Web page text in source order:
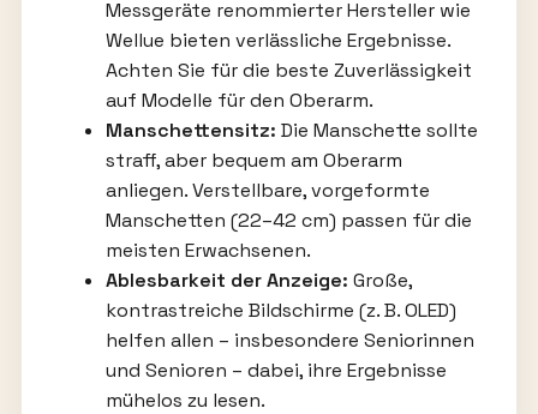
Messgeräte renommierter Hersteller wie
Wellue bieten verlässliche Ergebnisse.
Achten Sie für die beste Zuverlässigkeit
auf Modelle für den Oberarm.
Manschettensitz: Die Manschette sollte
straff, aber bequem am Oberarm
anliegen. Verstellbare, vorgeformte
Manschetten (22–42 cm) passen für die
meisten Erwachsenen.
Ablesbarkeit der Anzeige: Große,
kontrastreiche Bildschirme (z. B. OLED)
helfen allen – insbesondere Seniorinnen
und Senioren – dabei, ihre Ergebnisse
mühelos zu lesen.